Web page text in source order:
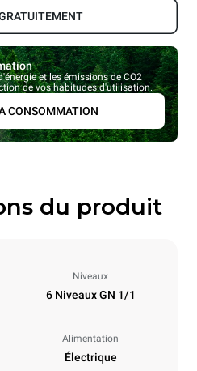
et les émissions de CO2
de vos habitudes d'utilisation.
CONSOMMATION
du produit
Niveaux
6 Niveaux GN 1/1
Alimentation
Électrique